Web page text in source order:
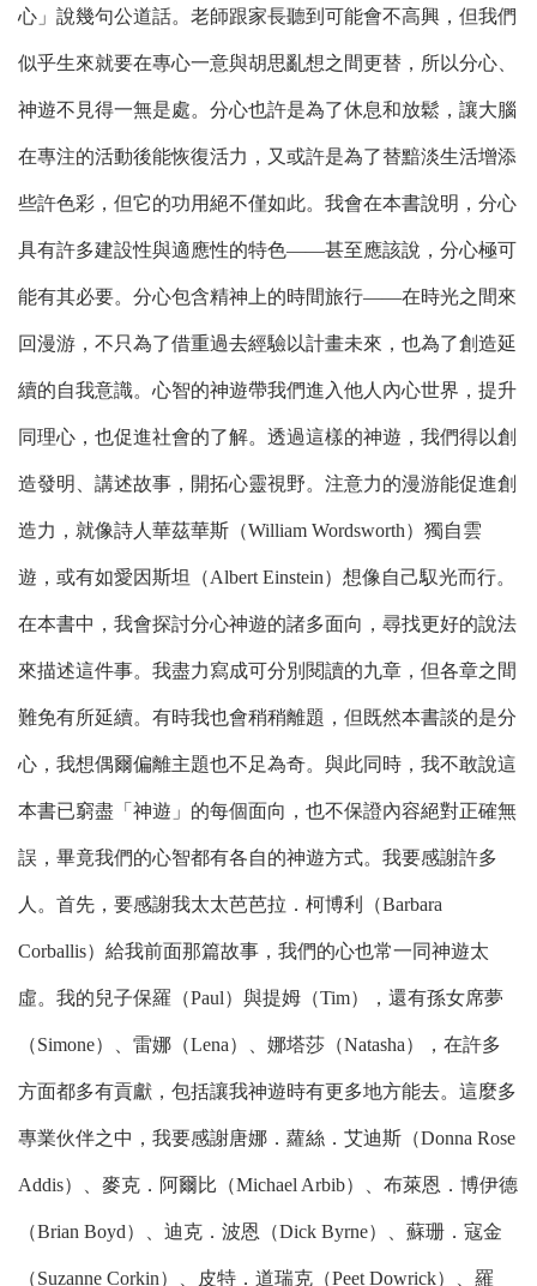
心」說幾句公道話。老師跟家長聽到可能會不高興，但我們
似乎生來就要在專心一意與胡思亂想之間更替，所以分心、
神遊不見得一無是處。分心也許是為了休息和放鬆，讓大腦
在專注的活動後能恢復活力，又或許是為了替黯淡生活增添
些許色彩，但它的功用絕不僅如此。我會在本書說明，分心
具有許多建設性與適應性的特色――甚至應該說，分心極可
能有其必要。分心包含精神上的時間旅行――在時光之間來
回漫游，不只為了借重過去經驗以計畫未來，也為了創造延
續的自我意識。心智的神遊帶我們進入他人內心世界，提升
同理心，也促進社會的了解。透過這樣的神遊，我們得以創
造發明、講述故事，開拓心靈視野。注意力的漫游能促進創
造力，就像詩人華茲華斯（William Wordsworth）獨自雲
遊，或有如愛因斯坦（Albert Einstein）想像自己馭光而行。
在本書中，我會探討分心神遊的諸多面向，尋找更好的說法
來描述這件事。我盡力寫成可分別閱讀的九章，但各章之間
難免有所延續。有時我也會稍稍離題，但既然本書談的是分
心，我想偶爾偏離主題也不足為奇。與此同時，我不敢說這
本書已窮盡「神遊」的每個面向，也不保證內容絕對正確無
誤，畢竟我們的心智都有各自的神遊方式。我要感謝許多
人。首先，要感謝我太太芭芭拉．柯博利（Barbara
Corballis）給我前面那篇故事，我們的心也常一同神遊太
虛。我的兒子保羅（Paul）與提姆（Tim），還有孫女席夢
（Simone）、雷娜（Lena）、娜塔莎（Natasha），在許多
方面都多有貢獻，包括讓我神遊時有更多地方能去。這麼多
專業伙伴之中，我要感謝唐娜．蘿絲．艾迪斯（Donna Rose
Addis）、麥克．阿爾比（Michael Arbib）、布萊恩．博伊德
（Brian Boyd）、迪克．波恩（Dick Byrne）、蘇珊．寇金
（Suzanne Corkin）、皮特．道瑞克（Peet Dowrick）、羅